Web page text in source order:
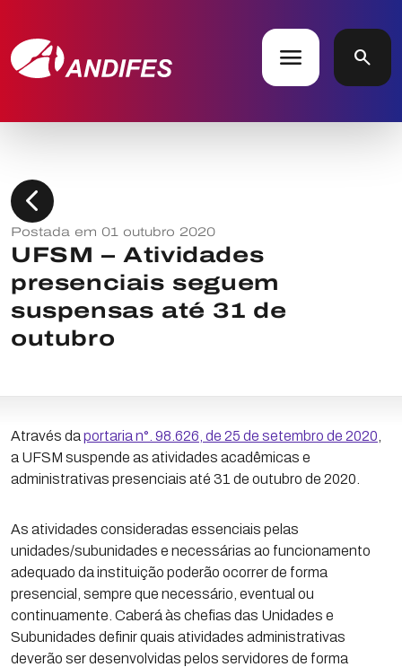
menu search
chevron_left
Postada em 01 outubro 2020
UFSM – Atividades
presenciais seguem
suspensas até 31 de
outubro
Através da portaria n°. 98.626, de 25 de setembro de 2020
a UFSM suspende as atividades acadêmicas e
administrativas presenciais até 31 de outubro de 2020.
As atividades consideradas essenciais pelas
unidades/subunidades e necessárias ao funcionamento
adequado da instituição poderão ocorrer de forma
presencial, sempre que necessário, eventual ou
continuamente. Caberá às chefias das Unidades e
Subunidades definir quais atividades administrativas
deverão ser desenvolvidas pelos servidores de forma